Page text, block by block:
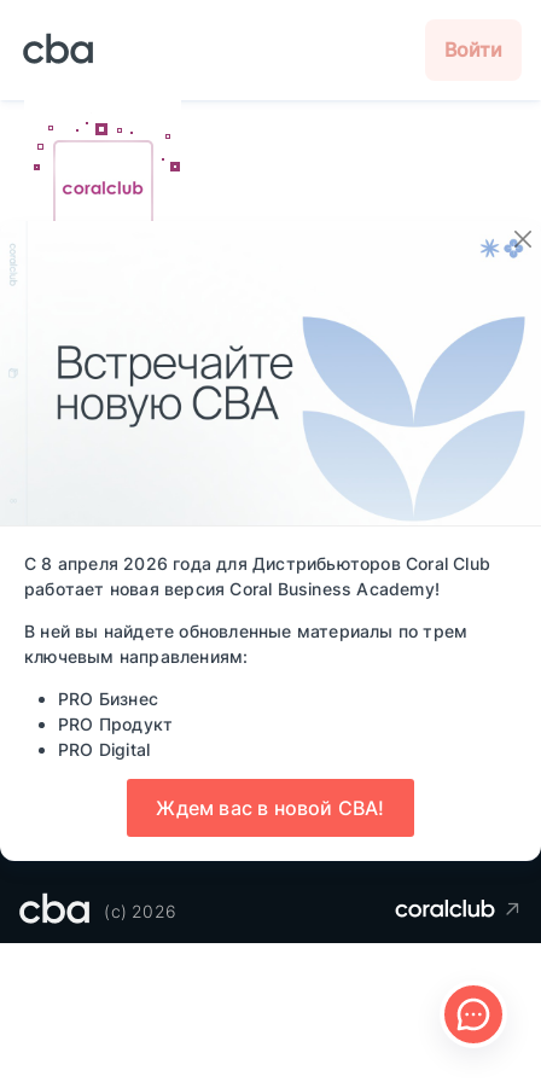
Войти
Смотреть видео
Что тебе интересно узнать в первую очередь
Быть частью Coral Club
Прочитай полезную информацию
Сервисы компании
Прочитай полезную информацию
Вперед
С 8 апреля 2026 года для Дистрибьюторов Coral Club
работает новая версия Coral Business Academy!
В ней вы найдете обновленные материалы по трем
ключевым направлениям:
PRO Бизнес
PRO Продукт
PRO Digital
Ждем вас в новой CBA!
(c) 2026